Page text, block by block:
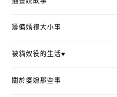
籌備婚禮大小事
被貓奴役的生活♥
關於婆媳那些事